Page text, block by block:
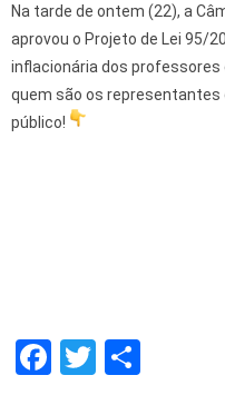
Na tarde de ontem (22), a
aprovou o Projeto de Lei 95/
inflacionária dos
quem são os
público!
F
T